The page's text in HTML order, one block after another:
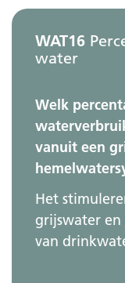
WAT16
water
Welk
vanuit een
Het
grijswater
van